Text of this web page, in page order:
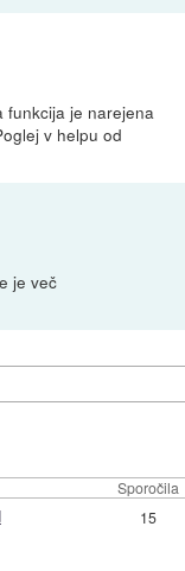
funkcija je narejena
v helpu od
je več
Sporočila
15